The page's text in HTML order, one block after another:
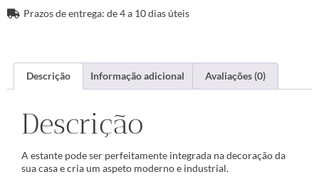
Prazos de entrega: de 4 a 10 dias úteis
Descrição Informação adicional Avaliações (0)
Descrição
A estante pode ser perfeitamente integrada na decoração da
sua casa e cria um aspeto moderno e industrial.